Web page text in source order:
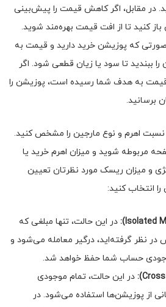
در مقابل، اگر کاهش قیمت را پیش‌بینی
کنید تا از افت قیمت بهره‌مند شوید.
که پوزیشن خرید دارید و قیمت به
ببندید تا سود یا زیان قطعی شود. اگر
به هدف شما رسیده است، پوزیشن را
برسانید.
نسبت اهرم و نوع مارجین را مشخص کنید.
مربوطه شوید و میزان اهرم خرید یا
و میزان ریسک مورد نظرتان تعیین
انتخاب کنید:
Isolated
): در این حالت، تنها مبلغی که
نظر گرفته‌اید، درگیر معامله می‌شود و
حساب شما حفظ خواهد شد.
): در این حالت، تمام موجودی
از پوزیشن‌ها استفاده می‌شود. در